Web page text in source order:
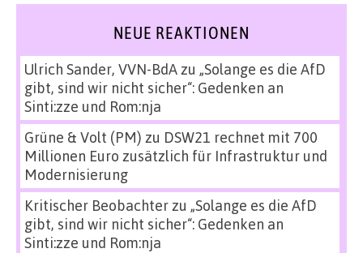
NEUE REAKTIONEN
Ulrich Sander, VVN-BdAzu „Solange es die AfD
gibt, sind wir nicht sicher“: Gedenken an
Sinti:zze und Rom:nja
Grüne & Volt (PM) zu DSW21 rechnet mit 700
Millionen Euro zusätzlich für Infrastruktur und
Modernisierung
Kritischer Beobachterzu „Solange es die AfD
gibt, sind wir nicht sicher“: Gedenken an
Sinti:zze und Rom:nja